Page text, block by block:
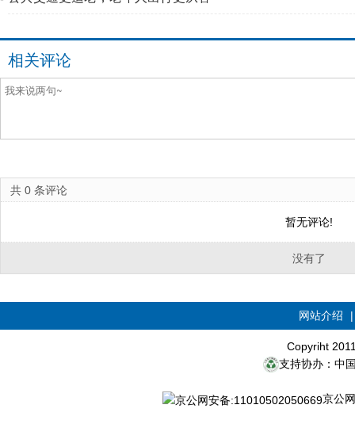
相关评论
共 0 条评论
暂无评论!
没有了
网站介绍
Copyriht
支持协办：中
京公